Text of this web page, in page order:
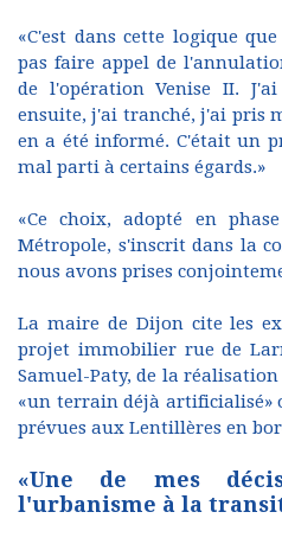
«C'est dans cette logique
pas faire appel de
de l'opération Venise II.
ensuite, j'ai tranché, j'ai pris
en a été informé. C'était un
mal parti à certains égards.»
«Ce choix, adopté en
Métropole, s'inscrit dans la
nous avons prises
La maire de Dijon cite les
projet immobilier rue de
Samuel-Paty, de la
«un terrain déjà artificialisé»
prévues aux Lentillères en
«Une de mes
l'urbanisme à la